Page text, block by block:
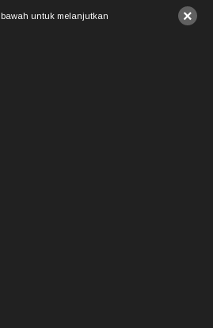
×
untuk melanjutkan